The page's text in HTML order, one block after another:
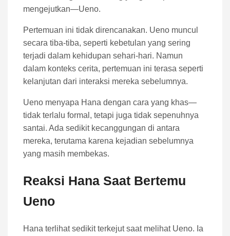
mengejutkan—Ueno.
Pertemuan ini tidak direncanakan. Ueno muncul
secara tiba-tiba, seperti kebetulan yang sering
terjadi dalam kehidupan sehari-hari. Namun
dalam konteks cerita, pertemuan ini terasa seperti
kelanjutan dari interaksi mereka sebelumnya.
Ueno menyapa Hana dengan cara yang khas—
tidak terlalu formal, tetapi juga tidak sepenuhnya
santai. Ada sedikit kecanggungan di antara
mereka, terutama karena kejadian sebelumnya
yang masih membekas.
Reaksi Hana Saat Bertemu
Ueno
Hana terlihat sedikit terkejut saat melihat Ueno. Ia